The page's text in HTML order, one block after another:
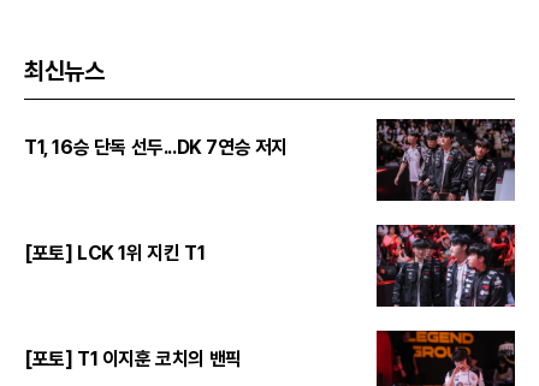
최신뉴스
T1, 16승 단독 선두...DK 7연승 저지
[포토] LCK 1위 지킨 T1
[포토] T1 이지훈 코치의 밴픽